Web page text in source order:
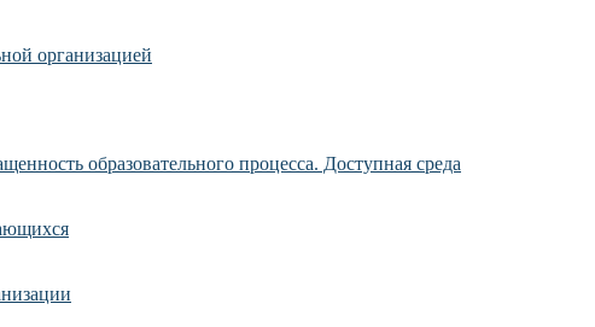
организацией
образовательного процесса. Доступная среда